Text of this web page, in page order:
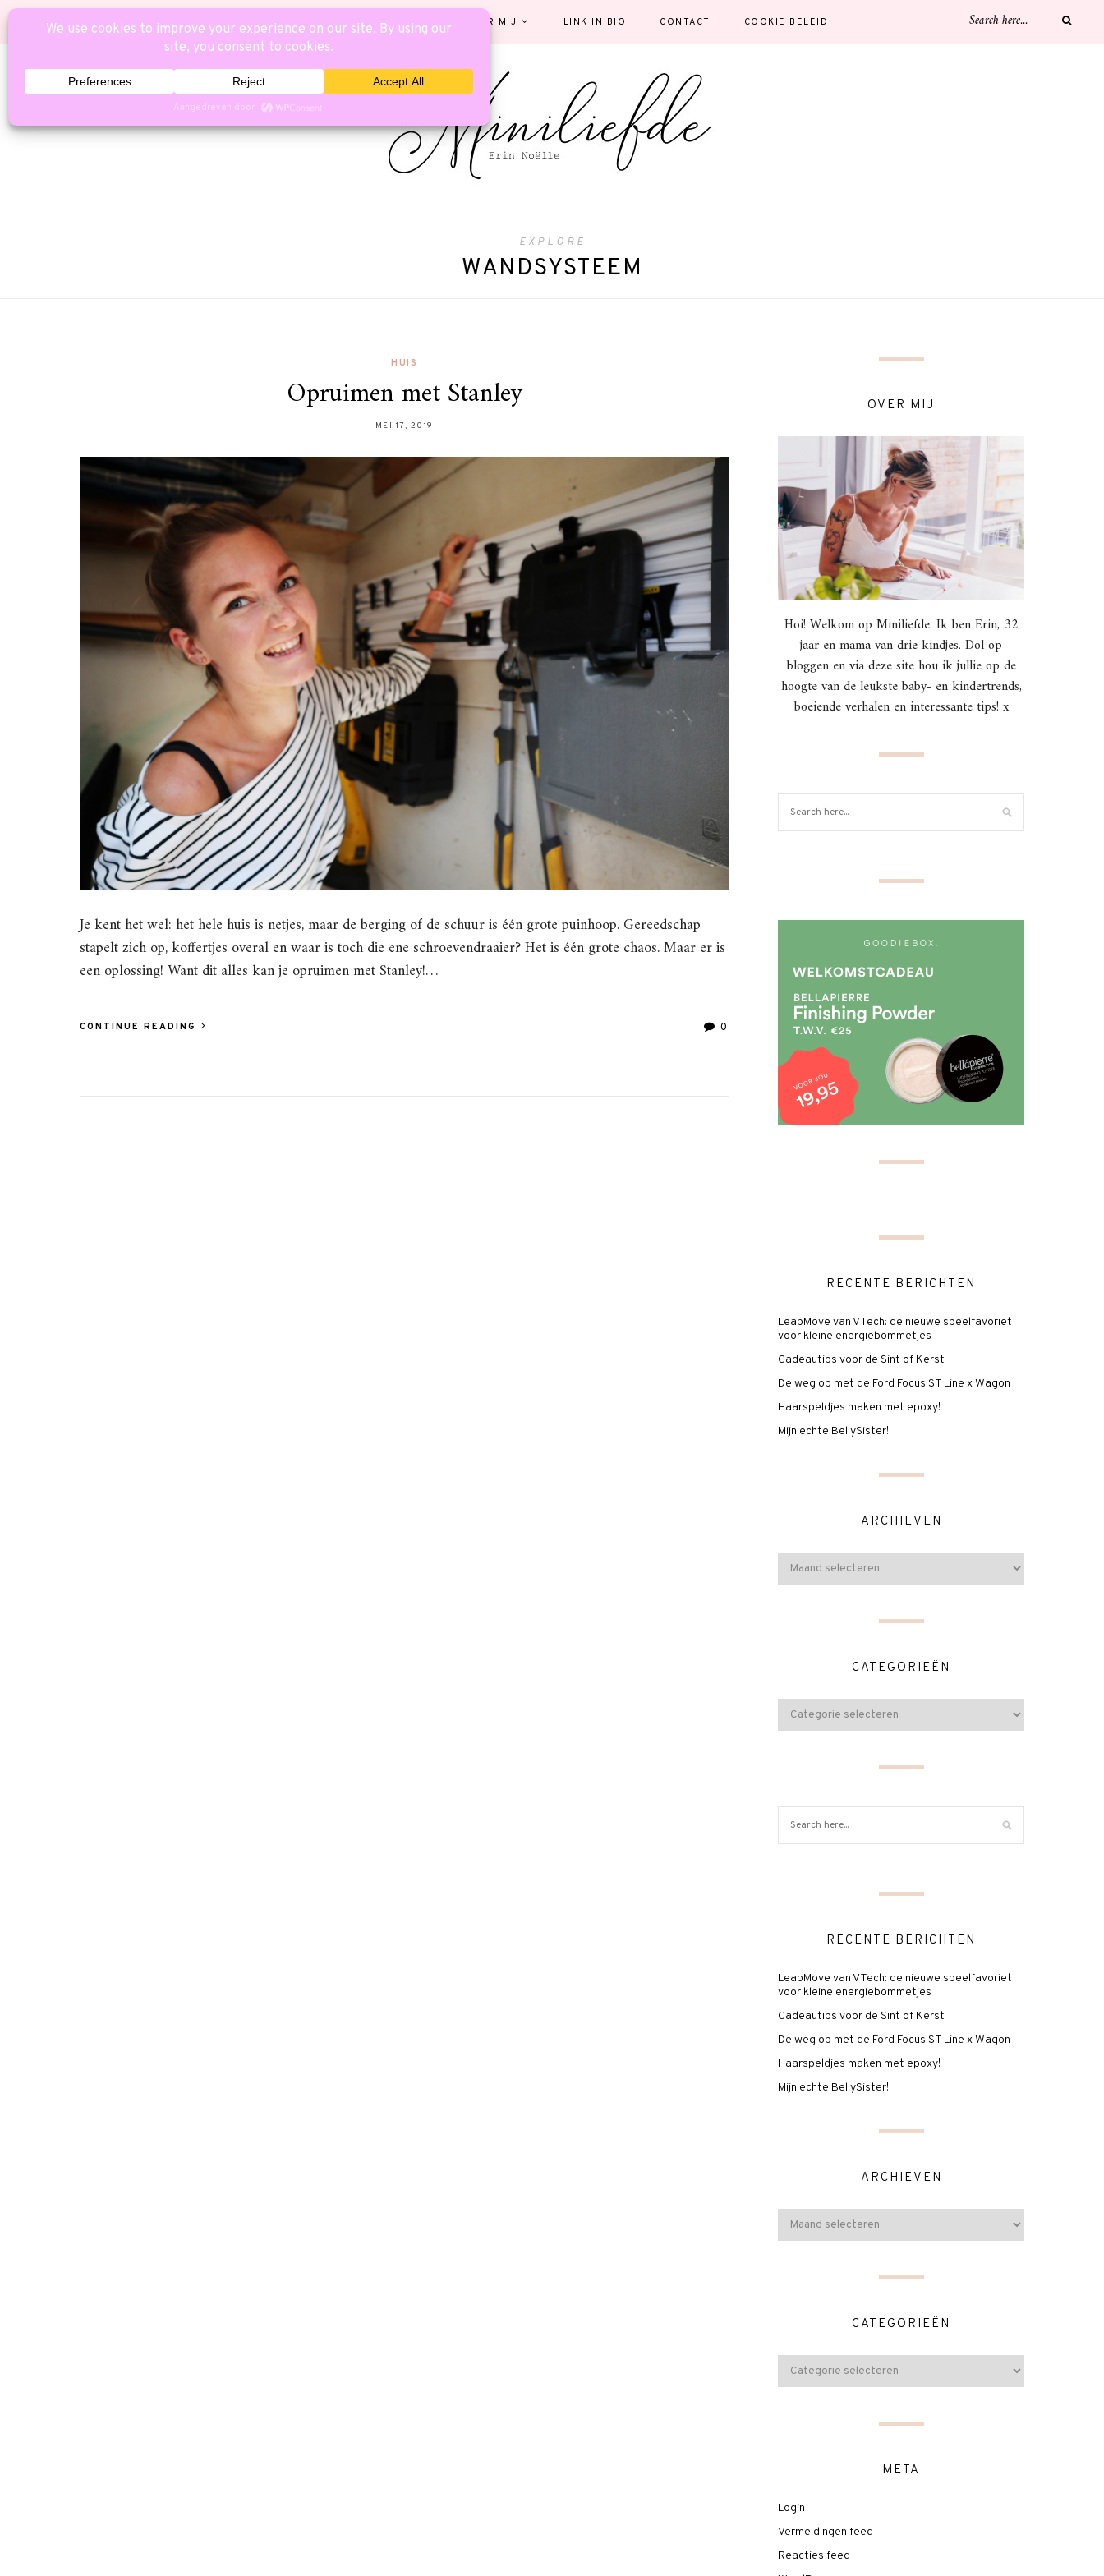
CATEGORIEËN OVER MIJ LINK IN BIO CONTACT COOKIE BELEID
EXPLORE
WANDSYSTEEM
HUIS
Opruimen met Stanley
MEI 17, 2019
Je kent het wel: het hele huis is netjes, maar de berging of de schuur is één grote puinhoop. Gereedschap
stapelt zich op, koffertjes overal en waar is toch die ene schroevendraaier? Het is één grote chaos. Maar er is
een oplossing! Want dit alles kan je opruimen met Stanley!…
CONTINUE READING 0
OVER MIJ
Hoi! Welkom op Miniliefde. Ik ben Erin, 32
jaar en mama van drie kindjes. Dol op
bloggen en via deze site hou ik jullie op de
hoogte van de leukste baby- en kindertrends,
boeiende verhalen en interessante tips! x
RECENTE BERICHTEN
LeapMove van VTech: de nieuwe speelfavoriet
voor kleine energiebommetjes
Cadeautips voor de Sint of Kerst
De weg op met de Ford Focus ST Line x Wagon
Haarspeldjes maken met epoxy!
Mijn echte BellySister!
ARCHIEVEN
CATEGORIEËN
RECENTE BERICHTEN
LeapMove van VTech: de nieuwe speelfavoriet
voor kleine energiebommetjes
Cadeautips voor de Sint of Kerst
De weg op met de Ford Focus ST Line x Wagon
Haarspeldjes maken met epoxy!
Mijn echte BellySister!
ARCHIEVEN
CATEGORIEËN
META
Login
Vermeldingen feed
Reacties feed